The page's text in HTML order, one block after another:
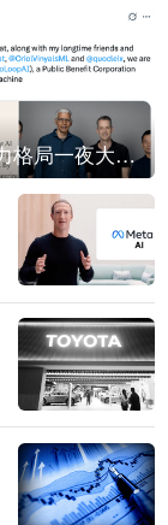
谷歌AI权力格局一夜大洗牌